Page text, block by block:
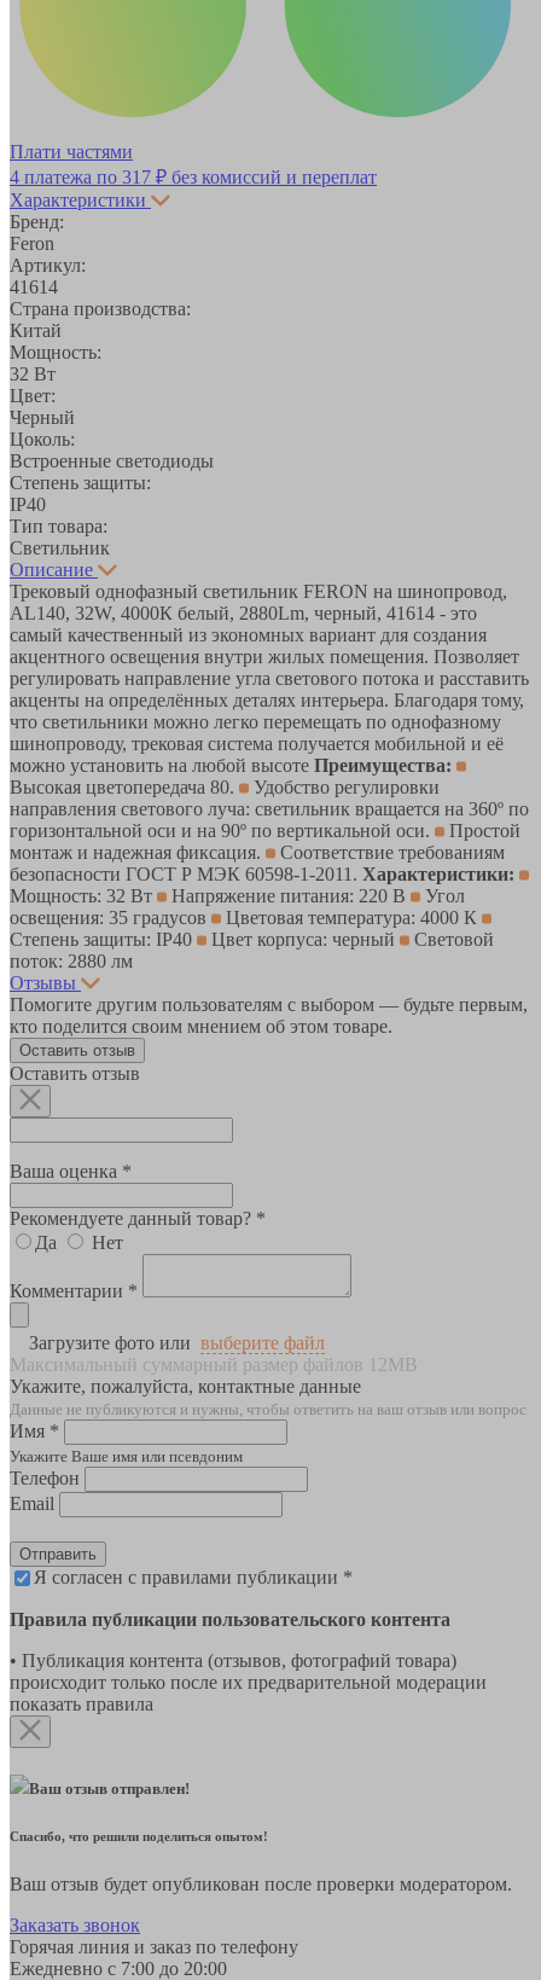
Плати частями
4 платежа по 317 ₽ без комиссий и переплат
Характеристики
Бренд:
Feron
Артикул:
41614
Страна производства:
Китай
Мощность:
32 Вт
Цвет:
Черный
Цоколь:
Встроенные светодиоды
Степень защиты:
IP40
Тип товара:
Светильник
Описание
Трековый однофазный светильник FERON на шинопровод,
AL140, 32W, 4000К белый, 2880Lm, черный, 41614 - это
самый качественный из экономных вариант для создания
акцентного освещения внутри жилых помещения. Позволяет
регулировать направление угла светового потока и расставить
акценты на определённых деталях интерьера. Благодаря тому,
что светильники можно легко перемещать по однофазному
шинопроводу, трековая система получается мобильной и её
можно установить на любой высоте Преимущества:
Высокая цветопередача 80.
Удобство регулировки
направления светового луча: светильник вращается на 360º по
горизонтальной оси и на 90º по вертикальной оси.
Простой
монтаж и надежная фиксация.
Соответствие требованиям
безопасности ГОСТ Р МЭК 60598-1-2011. Характеристики:
Мощность: 32 Вт
Напряжение питания: 220 В
Угол
освещения: 35 градусов
Цветовая температура: 4000 К
Степень защиты: IP40
Цвет корпуса: черный
Световой
поток: 2880 лм
Отзывы
Помогите другим пользователям с выбором — будьте первым,
кто поделится своим мнением об этом товаре.
Оставить отзыв
Оставить отзыв
Ваша оценка *
Рекомендуете данный товар? *
Да
Нет
Комментарии *
Загрузите фото или выберите файл
Максимальный суммарный размер файлов 12MB
Укажите, пожалуйста, контактные данные
Данные не публикуются и нужны, чтобы ответить на ваш отзыв или вопрос
Имя *
Укажите Ваше имя или псевдоним
Телефон
Email
Отправить
Я согласен с правилами публикации *
Правила публикации пользовательского контента
• Публикация контента (отзывов, фотографий товара)
происходит только после их предварительной модерации
показать правила
Ваш отзыв отправлен!
Спасибо, что решили поделиться опытом!
Ваш отзыв будет опубликован после проверки модератором.
Заказать звонок
Горячая линия и заказ по телефону
Ежедневно с 7:00 до 20:00